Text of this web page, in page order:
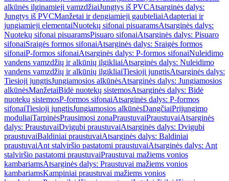
alkūnės ilginamieji vamzdžiaiJungtys iš PVCAtsarginės dalys:
Jungtys iš PVCManžetai ir dengiamieji gaubteliaiAdapteriai ir
jungiamieji elementaiNuotekų sifonai pisuaramsAtsarginės dalys:
Nuotekų sifonai pisuaramsPisuaro sifonaiAtsarginės dalys: Pisuaro
sifonaiSraigės formos sifonaiAtsarginės dalys: Sraigės formos
sifonaiP-formos sifonaiAtsarginės dalys: P-formos sifonaiNuleidimo
vandens vamzdžių ir alkūnių ilgikliaiAtsarginės dalys: Nuleidimo
vandens vamzdžių ir alkūnių ilgikliaiTiesioji jungtisAtsarginės dalys:
Tiesioji jungtisJungiamosios alkūnėsAtsarginės dalys: Jungiamosios
alkūnėsManžetaiBidė nuotekų sistemosAtsarginės dalys: Bidė
nuotekų sistemosP-formos sifonaiAtsarginės dalys: P-formos
sifonaiTiesioji jungtisJungiamosios alkūnėsDangčiaiPrijungimo
moduliaiTarpinėsPrausimosi zonaPraustuvaiPraustuvaiAtsarginės
dalys: PraustuvaiDvigubi praustuvaiAtsarginės dalys: Dvigubi
praustuvaiBaldiniai praustuvaiAtsarginės dalys: Baldiniai
praustuvaiAnt stalviršio pastatomi praustuvaiAtsarginės dalys: Ant
stalviršio pastatomi praustuvaiPraustuvai mažiems vonios
kambariamsAtsarginės dalys: Praustuvai mažiems vonios
kambariamsKampiniai praustuvai mažiems vonios